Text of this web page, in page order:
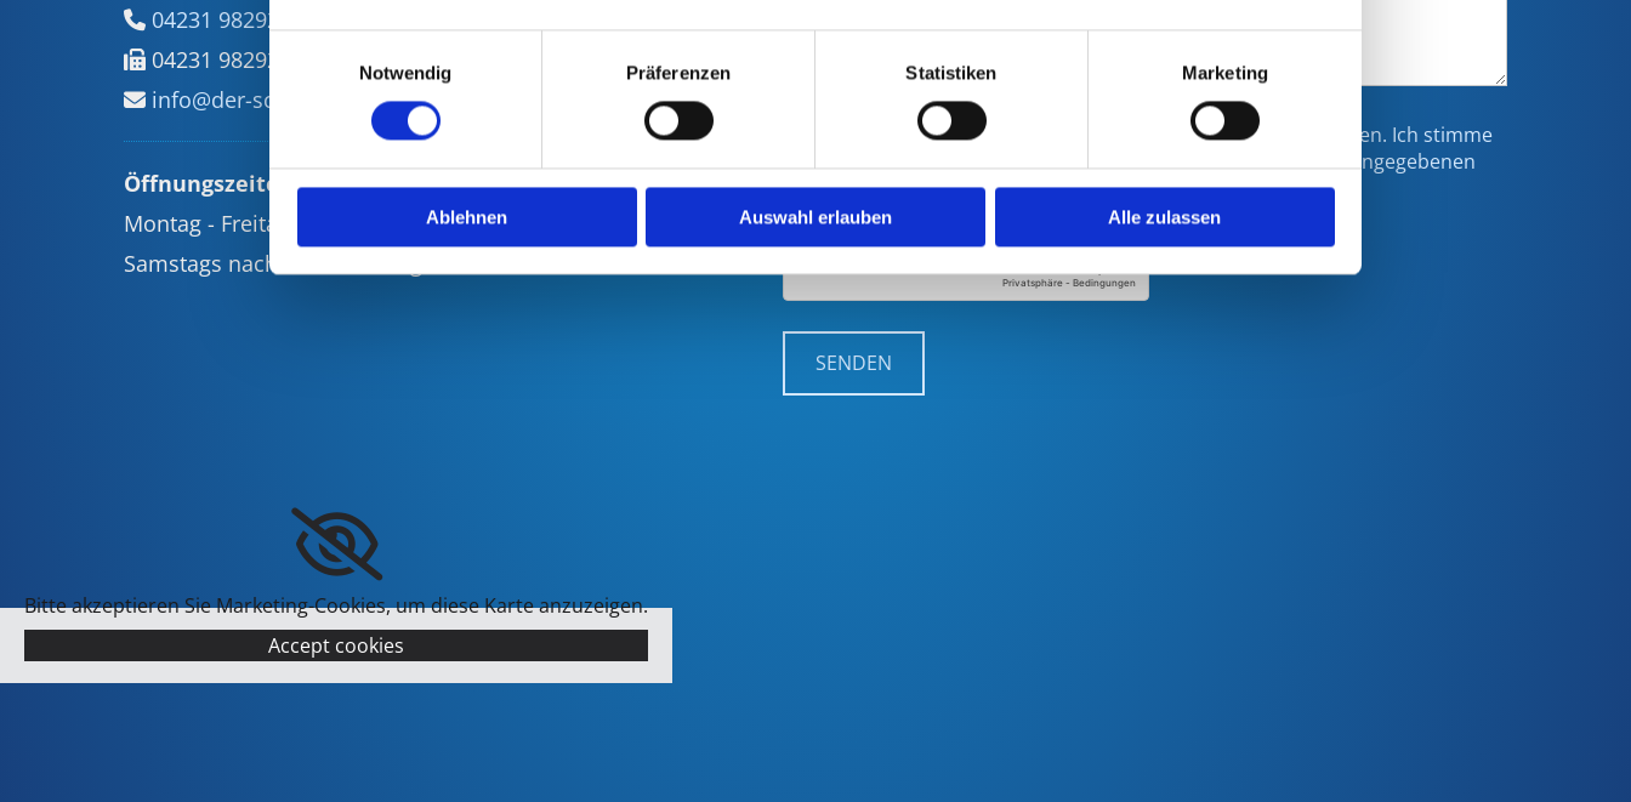
Notwendig
Präferenzen Statistiken Marketing
Ablehnen Auswahl erlauben Alle zulassen
 04231 9829200
 04231 9829210
 info@der-scheibenprofi.de
Öffnungszeiten
Montag - Freitag
Samstags nach Vereinbarung
Ich habe die Datenschutzerklärung zur Kenntnis genommen. Ich stimme
einer elektronischen Speicherung und Verarbeitung meiner eingegebenen
Daten zur Beantwortung meiner Anfrage zu. *
Bitte akzeptieren Sie Marketing-Cookies, um diese Karte anzuzeigen.
Accept cookies